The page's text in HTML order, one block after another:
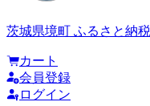
茨城県境町 ふるさと納
カート
会員登録
ログイン